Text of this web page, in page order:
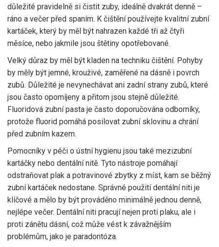
důležité pravidelně si čistit zuby, ideálně dvakrát denně –
ráno a večer před spaním. K čištění používejte kvalitní zubní
kartáček, který by měl být nahrazen každé tři až čtyři
měsíce, nebo jakmile jsou štětiny opotřebované.
Velký důraz by měl být kladen na techniku čištění. Pohyby
by měly být jemné, krouživé, zaměřené na dásně i povrch
zubů. Důležité je nevynechávat ani zadní strany zubů, které
jsou často opomíjeny a přitom jsou stejně důležité.
Fluoridová zubní pasta je často doporučována odborníky,
protože fluorid pomáhá posilovat zubní sklovinu a chrání
před zubním kazem.
Pomocníky v péči o ústní hygienu jsou také mezizubní
kartáčky nebo dentální nitě. Tyto nástroje pomáhají
odstraňovat plak a potravinové zbytky z míst, kam se běžný
zubní kartáček nedostane. Správné použití dentální niti je
klíčové a mělo by být prováděno minimálně jednou denně,
nejlépe večer. Dentální niti pracují nejen proti plaku, ale i
proti zánětu dásní, což může vést k závažnějším
problémům, jako je paradontóza.